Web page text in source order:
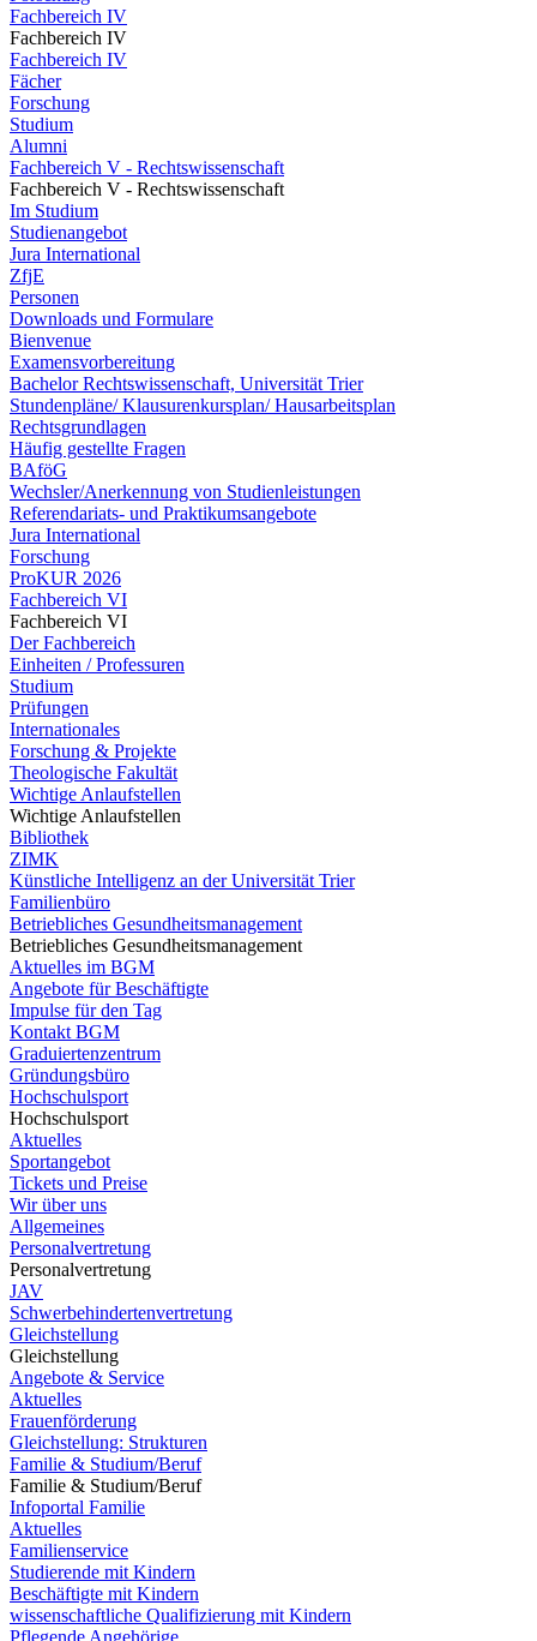
Fachbereich IV
Fachbereich IV
Fachbereich IV
Fächer
Forschung
Studium
Alumni
Fachbereich V - Rechtswissenschaft
Fachbereich V - Rechtswissenschaft
Im Studium
Studienangebot
Jura International
ZfjE
Personen
Downloads und Formulare
Bienvenue
Examensvorbereitung
Bachelor Rechtswissenschaft, Universität Trier
Stundenpläne/ Klausurenkursplan/ Hausarbeitsplan
Rechtsgrundlagen
Häufig gestellte Fragen
BAföG
Wechsler/Anerkennung von Studienleistungen
Referendariats- und Praktikumsangebote
Jura International
Forschung
ProKUR 2026
Fachbereich VI
Fachbereich VI
Der Fachbereich
Einheiten / Professuren
Studium
Prüfungen
Internationales
Forschung & Projekte
Theologische Fakultät
Wichtige Anlaufstellen
Wichtige Anlaufstellen
Bibliothek
ZIMK
Künstliche Intelligenz an der Universität Trier
Familienbüro
Betriebliches Gesundheitsmanagement
Betriebliches Gesundheitsmanagement
Aktuelles im BGM
Angebote für Beschäftigte
Impulse für den Tag
Kontakt BGM
Graduiertenzentrum
Gründungsbüro
Hochschulsport
Hochschulsport
Aktuelles
Sportangebot
Tickets und Preise
Wir über uns
Allgemeines
Personalvertretung
Personalvertretung
JAV
Schwerbehindertenvertretung
Gleichstellung
Gleichstellung
Angebote & Service
Aktuelles
Frauenförderung
Gleichstellung: Strukturen
Familie & Studium/Beruf
Familie & Studium/Beruf
Infoportal Familie
Aktuelles
Familienservice
Studierende mit Kindern
Beschäftigte mit Kindern
wissenschaftliche Qualifizierung mit Kindern
Pflegende Angehörige